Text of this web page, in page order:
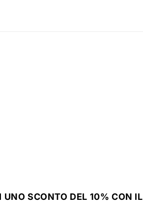
SCONTO DEL 10% CON IL